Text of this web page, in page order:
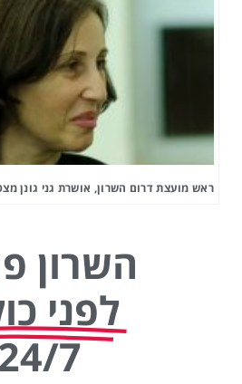
ראש מועצת דרום השרון, אושרת גני גונן
השרון
לפני
7